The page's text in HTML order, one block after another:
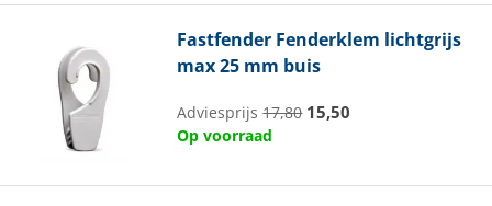
Fastfender Fenderklem lichtgrijs
max 25 mm buis
Adviesprijs17,80 15,50
Op voorraad